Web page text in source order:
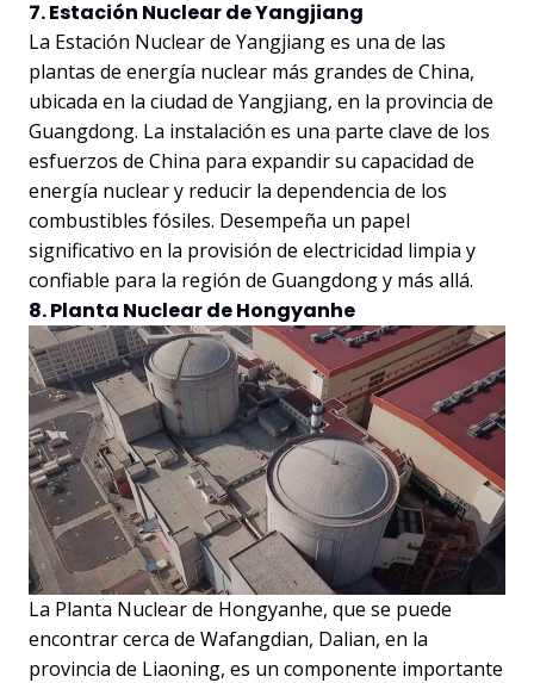
7. Estación Nuclear de Yangjiang
La Estación Nuclear de Yangjiang es una de las
plantas de energía nuclear más grandes de China,
ubicada en la ciudad de Yangjiang, en la provincia de
Guangdong. La instalación es una parte clave de los
esfuerzos de China para expandir su capacidad de
energía nuclear y reducir la dependencia de los
combustibles fósiles. Desempeña un papel
significativo en la provisión de electricidad limpia y
confiable para la región de Guangdong y más allá.
8. Planta Nuclear de Hongyanhe
La Planta Nuclear de Hongyanhe, que se puede
encontrar cerca de Wafangdian, Dalian, en la
provincia de Liaoning, es un componente importante